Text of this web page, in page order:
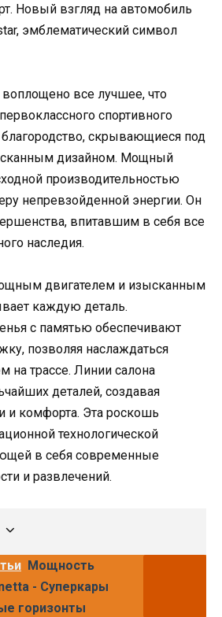
Новый взгляд на автомобиль
эмблематический символ
все лучшее, что
спортивного
скрывающиеся под
дизайном. Мощный
производительностью
непревзойденной энергии. Он
впитавшим в себя все
наследия.
двигателем и изысканным
каждую деталь.
с памятью обеспечивают
позволяя наслаждаться
трассе. Линии салона
деталей, создавая
и комфорта. Эта роскошь
технологической
в себя современные
и развлечений.
Мощность
- Суперкары
горизонты